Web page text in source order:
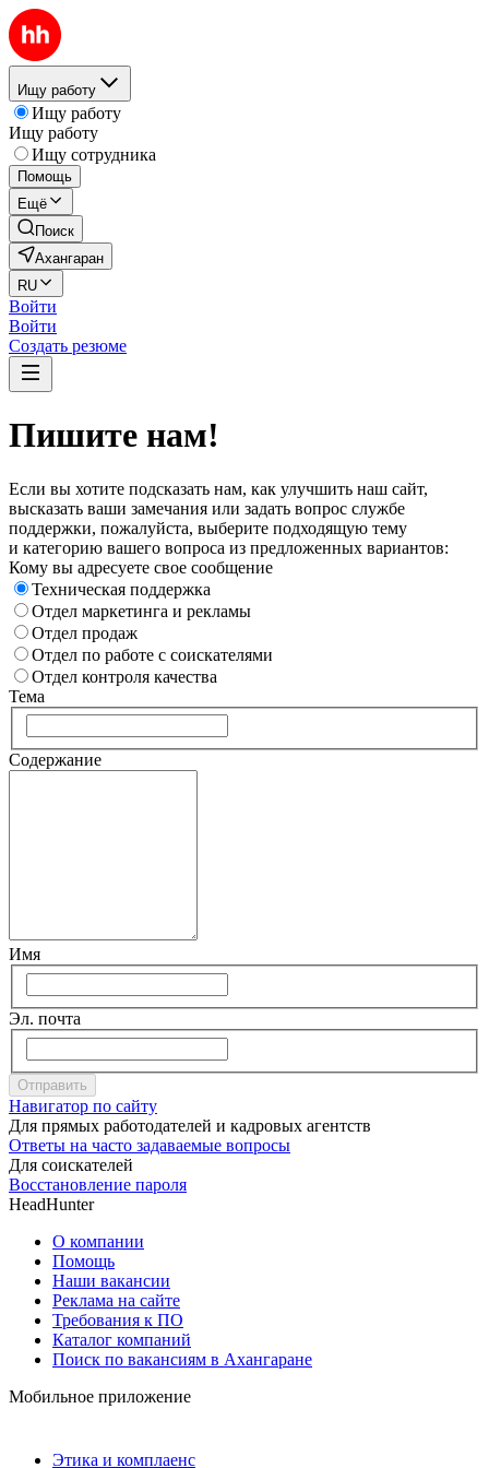
Ищу работу
Ищу работу
Ищу работу
Ищу сотрудника
Помощь
Ещё
Поиск
Ахангаран
RU
Войти
Войти
Создать резюме
Пишите нам!
Если вы хотите подсказать нам, как улучшить наш сайт,
высказать ваши замечания или задать вопрос службе
поддержки, пожалуйста, выберите подходящую тему
и категорию вашего вопроса из предложенных вариантов:
Кому вы адресуете свое сообщение
Техническая поддержка
Отдел маркетинга и рекламы
Отдел продаж
Отдел по работе с соискателями
Отдел контроля качества
Тема
Содержание
Имя
Эл. почта
Отправить
Навигатор по сайту
Для прямых работодателей и кадровых агентств
Ответы на часто задаваемые вопросы
Для соискателей
Восстановление пароля
HeadHunter
О компании
Помощь
Наши вакансии
Реклама на сайте
Требования к ПО
Каталог компаний
Поиск по вакансиям в Ахангаране
Мобильное приложение
Этика и комплаенс